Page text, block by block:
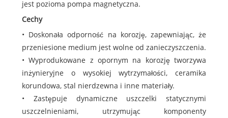
jest pozioma pompa magnetyczna.
Cechy
• Doskonała odporność na korozję, zapewniając, że
przeniesione medium jest wolne od zanieczyszczenia.
• Wyprodukowane z opornym na korozję tworzywa
inżynieryjne o wysokiej wytrzymałości, ceramika
korundowa, stal nierdzewna i inne materiały.
• Zastępuje dynamiczne uszczelki statycznymi
uszczelnieniami, utrzymując komponenty